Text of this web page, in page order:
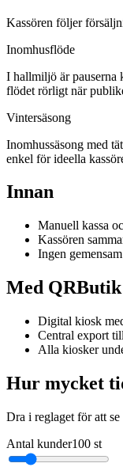
Kassören följer
Inomhusflöde
I hallmiljö är pauserna
flödet rörligt när
Vintersäsong
Inomhussäsong med
enkel för ideella
Innan
Manuell kassa
Kassören
Ingen
Med QRButik
Digital kiosk
Central export
Alla kiosker
Hur mycket
Dra i reglaget för att
Antal kunder100 st